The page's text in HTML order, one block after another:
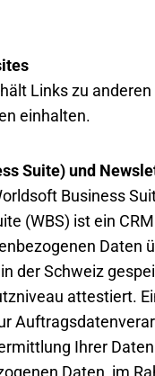
Links zu
einhalten.
Suite) und
Business
(WBS) ist ein
Daten
der Schweiz
attestiert.
Ihrer